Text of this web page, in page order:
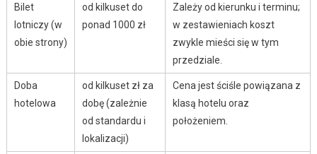
Bilet
lotniczy (w
obie strony)
od kilkuset do
ponad 1000 zł
Zależy od kierunku i terminu;
w zestawieniach koszt
zwykle mieści się w tym
przedziale.
Doba
hotelowa
od kilkuset zł za
dobę (zależnie
od standardu i
lokalizacji)
Cena jest ściśle powiązana z
klasą hotelu oraz
położeniem.